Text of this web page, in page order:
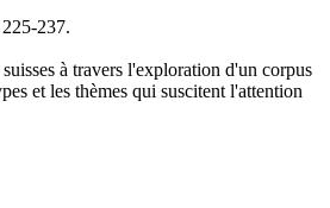
237.
à travers l'exploration d'un corpus
et les thèmes qui suscitent l'attention